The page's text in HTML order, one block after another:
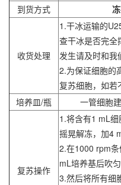
到货方式
收货处理
1.干冰运输的
查干冰是否完全
发生请及时和我
2.为保证细胞的
复苏细胞，如若
培养皿/瓶
一管细胞
复苏操作
1.将含有1 mL
摇晃解冻，加4
2.在1000 rpm
mL培养基后吹匀
3.然后将所有细